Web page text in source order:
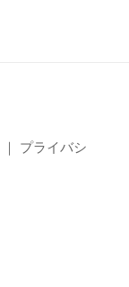
｜
プライバシ